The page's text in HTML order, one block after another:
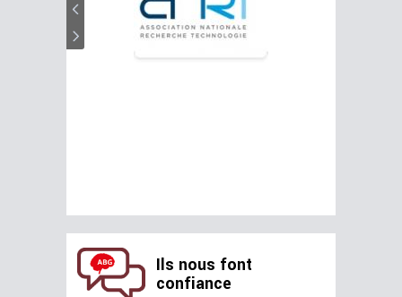
Ils nous font
confiance